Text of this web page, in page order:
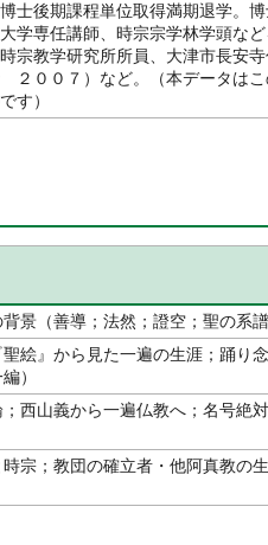
士後期課程単位取得満期退学。
学専任講師、時宗宗学林学頭な
宗教学研究所所員、大津市長安
２００７）など。（本データは
す）
景（善導；法然；證空；聖の系
絵』から見た一遍の生涯；踊り
）
西山義から一遍仏教へ；名号絶
宗；教団の確立者・他阿真教の